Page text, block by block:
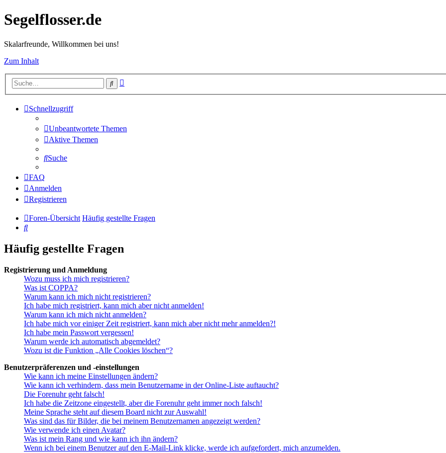
Segelflosser.de
Skalarfreunde, Willkommen bei uns!
Zum Inhalt
Suche
Schnellzugriff
Unbeantwortete Themen
Aktive Themen
Suche
FAQ
Anmelden
Registrieren
Foren-Übersicht Häufig gestellte Fragen
Suche
Häufig gestellte Fragen
Registrierung und Anmeldung
Wozu muss ich mich registrieren?
Was ist COPPA?
Warum kann ich mich nicht registrieren?
Ich habe mich registriert, kann mich aber nicht anmelden!
Warum kann ich mich nicht anmelden?
Ich habe mich vor einiger Zeit registriert, kann mich aber nicht mehr anmelden?!
Ich habe mein Passwort vergessen!
Warum werde ich automatisch abgemeldet?
Wozu ist die Funktion „Alle Cookies löschen“?
Benutzerpräferenzen und -einstellungen
Wie kann ich meine Einstellungen ändern?
Wie kann ich verhindern, dass mein Benutzername in der Online-Liste auftaucht?
Die Forenuhr geht falsch!
Ich habe die Zeitzone eingestellt, aber die Forenuhr geht immer noch falsch!
Meine Sprache steht auf diesem Board nicht zur Auswahl!
Was sind das für Bilder, die bei meinem Benutzernamen angezeigt werden?
Wie verwende ich einen Avatar?
Was ist mein Rang und wie kann ich ihn ändern?
Wenn ich bei einem Benutzer auf den E-Mail-Link klicke, werde ich aufgefordert, mich anzumelden.